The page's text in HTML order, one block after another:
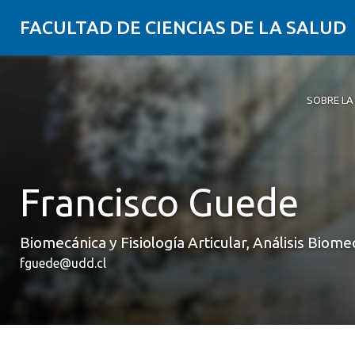
FACULTAD DE CIENCIAS DE LA SALUD
SOBRE
con los
Clínica
Francisco Guede
Biomecánica y Fisiología Articular, Análisis
fguede@udd.cl